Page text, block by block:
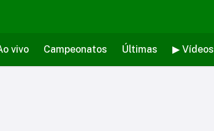
vivo Campeonatos Últimas ▶ Vídeos